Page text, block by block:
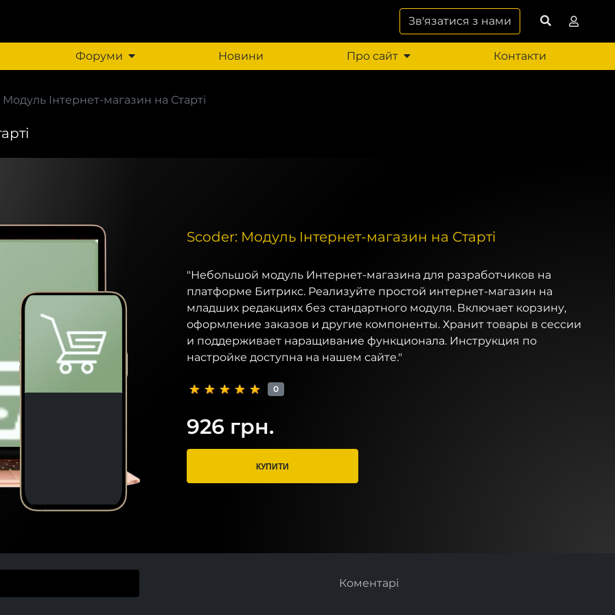
Зв'язатися з нами
Форуми Новини Про сайт Контакти
Модуль Інтернет-магазин на Старті
Scoder: Модуль Інтернет-магазин на Старті
"Небольшой модуль Интернет-магазина для разработчиков на
платформе Битрикс. Реализуйте простой интернет-магазин на
младших редакциях без стандартного модуля. Включает корзину,
оформление заказов и другие компоненты. Хранит товары в сессии
и поддерживает наращивание функционала. Инструкция по
настройке доступна на нашем сайте."
0
926 грн.
КУПИТИ
Коментарі